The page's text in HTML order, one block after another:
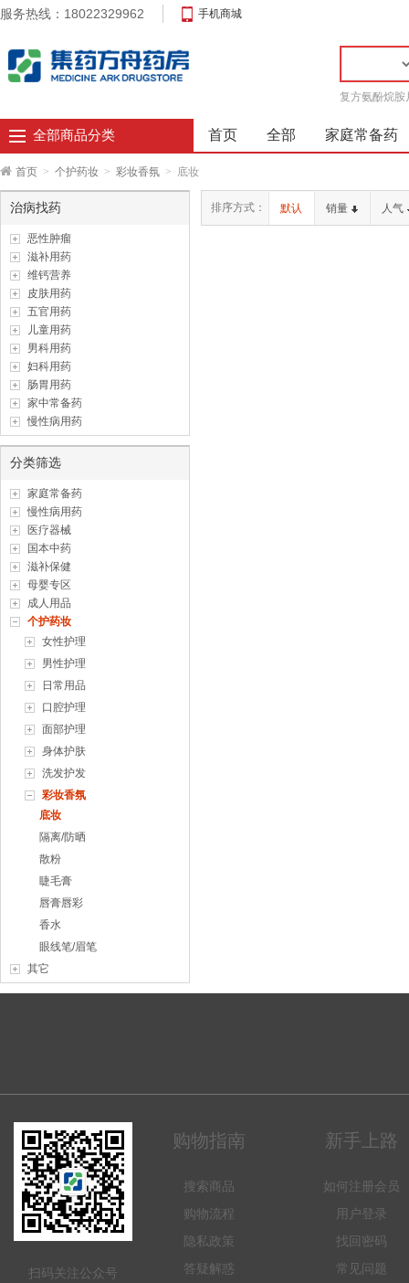
服务热线：18022329962 手机商城
复方氨酚烷胺
全部商品分类 首页 全部 家庭常备药
首页 > 个护药妆 > 彩妆香氛 > 底妆
治病找药
恶性肿瘤
滋补用药
维钙营养
皮肤用药
五官用药
儿童用药
男科用药
妇科用药
肠胃用药
家中常备药
慢性病用药
分类筛选
家庭常备药
慢性病用药
医疗器械
国本中药
滋补保健
母婴专区
成人用品
个护药妆
女性护理
男性护理
日常用品
口腔护理
面部护理
身体护肤
洗发护发
彩妆香氛
底妆
隔离/防晒
散粉
睫毛膏
唇膏唇彩
香水
眼线笔/眉笔
其它
排序方式： 默认 销量 人气
扫码关注公众号
购物指南
搜索商品
购物流程
隐私政策
答疑解惑
新手上路
如何注册会员
用户登录
找回密码
常见问题